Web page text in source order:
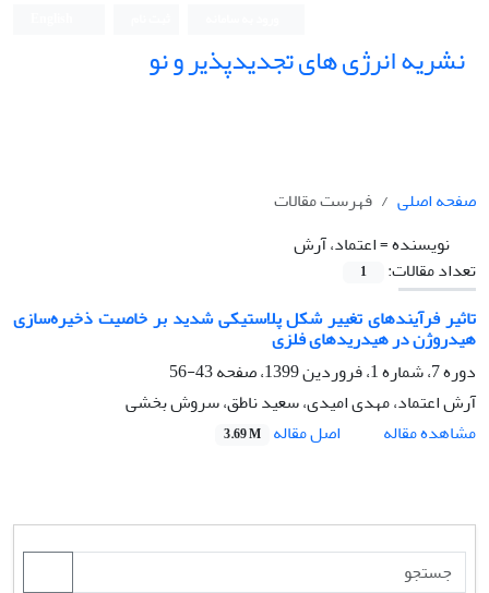
نشریه انرژی های تجدیدپذیر و نو
صفحه اصلی
فهرست مقالات
نویسنده =اعتماد، آرش
تعداد مقالات:
1
تاثیر فرآیندهای تغییر شکل پلاستیکی شدید بر خاصیت ذخیره‌سازی
هیدروژن در هیدریدهای فلزی
دوره 7، شماره 1، فروردین 1399، صفحه
43-56
آرش اعتماد، مهدی امیدی، سعید ناطق، سروش بخشی
مشاهده مقاله
اصل مقاله 3.69 M